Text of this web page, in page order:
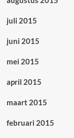
juli 2015
juni 2015
mei 2015
april 2015
maart 2015
februari 2015